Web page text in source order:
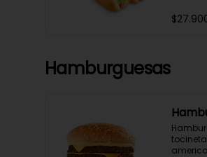
Hamburguesas